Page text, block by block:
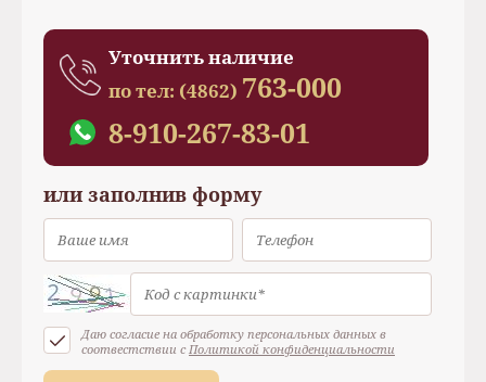
Уточнить наличие
по тел: (4862) 763-000
8-910-267-83-01
или заполнив форму
Даю согласие на обработку персональных данных в
соотвестствии с Политикой конфиденциальности